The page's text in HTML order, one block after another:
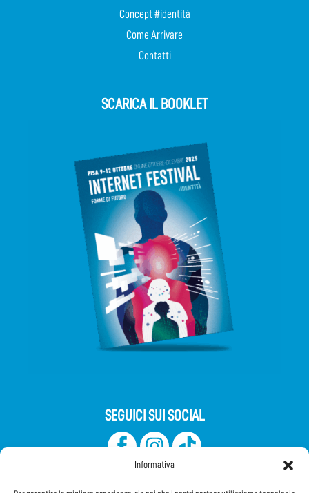
Informativa
Concept #identità
Come Arrivare
Contatti
SCARICA IL BOOKLET
SEGUICI SUI SOCIAL